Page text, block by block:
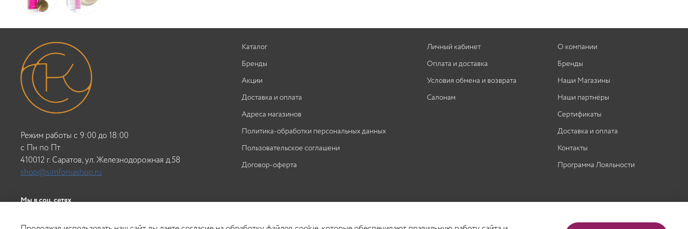
предотвращает потерю кератина и повреждение
термовоздействий и УФ-излучения. Способ
применения: 1. Смешайте краску в пропорции 1:1
окислителем для окрашивания Tefia Mypoint
Color Oxycream до получения одно
Каталог
Бренды
Акции
Доставка и оплата
Адреса магазинов
Политика-обработки персональных данных
Пользовательское соглашени
Договор-оферта
Личный кабинет
Оплата и доставка
Условия обмена и возврата
Салонам
О компании
Бренды
Наши Магазины
Наши партнёры
Сертификаты
Доставка и оплата
Контакты
Программа Лояльности
Режим работы с 9:00 до 18:00
c Пн по Пт
410012 г. Саратов, ул. Железнодорожная д.58
shop@simfoniashop.ru
Мы в соц. сетях